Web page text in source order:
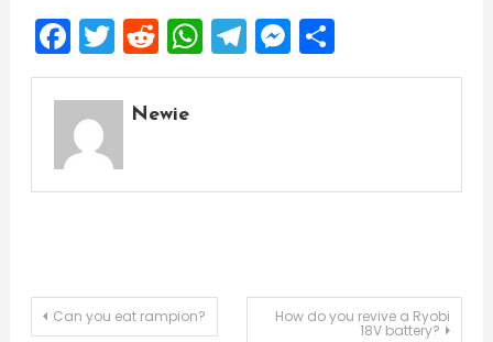
Facebook
Twitter
Reddit
WhatsApp
Telegram
Messenger
Share
Newie
Post
Can you eat rampion? How do you revive a Ryobi
18V battery?